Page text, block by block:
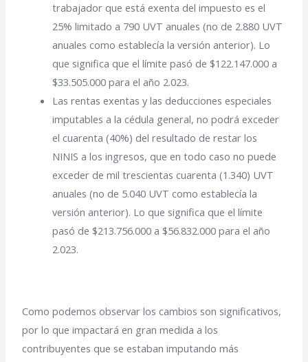
trabajador que está exenta del impuesto es el
25% limitado a 790 UVT anuales (no de 2.880 UVT
anuales como establecía la versión anterior). Lo
que significa que el límite pasó de $122.147.000 a
$33.505.000 para el año 2.023.
Las rentas exentas y las deducciones especiales
imputables a la cédula general, no podrá exceder
el cuarenta (40%) del resultado de restar los
NINIS a los ingresos, que en todo caso no puede
exceder de mil trescientas cuarenta (1.340) UVT
anuales (no de 5.040 UVT como establecía la
versión anterior). Lo que significa que el límite
pasó de $213.756.000 a $56.832.000 para el año
2.023.
Como podemos observar los cambios son significativos,
por lo que impactará en gran medida a los
contribuyentes que se estaban imputando más